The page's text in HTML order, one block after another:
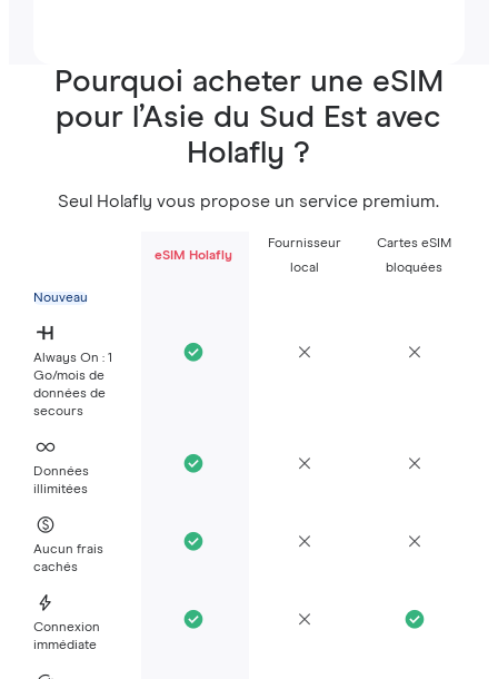
Pourquoi acheter une eSIM
pour l’Asie du Sud Est avec
Holafly ?
Seul Holafly vous propose un service premium.
eSIM Holafly
Fournisseur
local
Cartes eSIM
bloquées
Nouveau
Always On : 1
Go/mois de
données de
secours
Données
illimitées
Aucun frais
cachés
Connexion
immédiate